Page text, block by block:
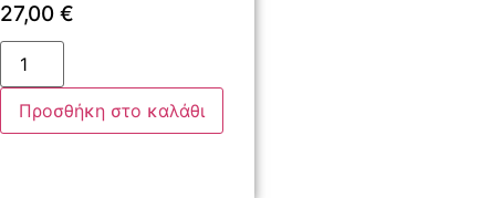
27,00 €
Προσθήκη στο καλάθι